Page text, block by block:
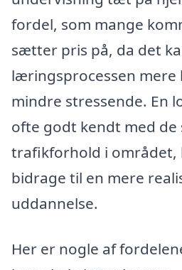
fordel, som mange
sætter pris på, da det
læringsprocessen mere
mindre stressende. En
ofte godt kendt med de
trafikforhold i området,
bidrage til en mere
uddannelse.
Her er nogle af